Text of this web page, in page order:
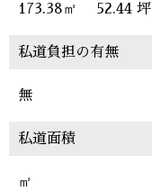
173.38㎡ 52.44 坪
私道負担の有無
無
私道面積
㎡